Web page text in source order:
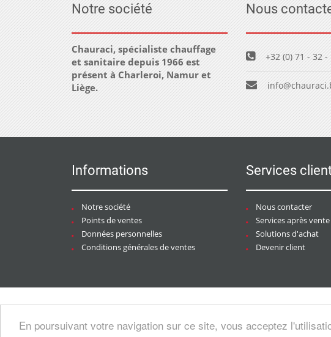
En poursuivant votre navigation sur ce site, vous acceptez
Notre société
Chauraci, spécialiste chauffage
et sanitaire depuis 1966 est
présent à Charleroi, Namur et
Liège.
Nous
+32 (0) 71 - 32 -
Informations
Notre société
Points de ventes
Données personnelles
Conditions générales de ventes
Services
Nous contacter
Services après vente
Solutions d'achat
Devenir client
artesansdubatiment.com